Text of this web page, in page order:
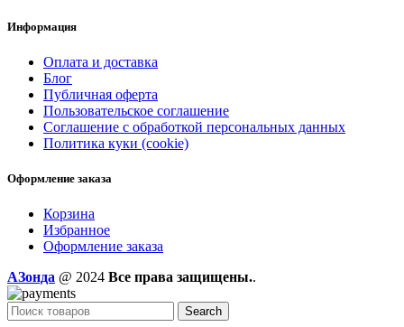
Информация
Оплата и доставка
Блог
Публичная оферта
Пользовательское соглашение
Соглашение с обработкой персональных данных
Политика куки (cookie)
Оформление заказа
Корзина
Избранное
Оформление заказа
AЗонда @ 2024 Все права защищены..
Search